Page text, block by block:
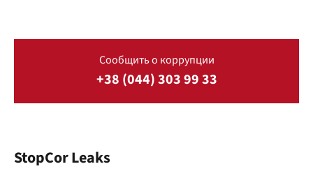
Сообщить о коррупции
+38 (044) 303 99 33
StopCor Leaks